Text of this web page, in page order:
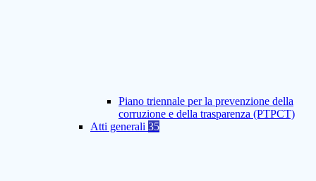
Piano triennale per la prevenzione della
corruzione e della trasparenza (PTPCT)
Atti generali 35